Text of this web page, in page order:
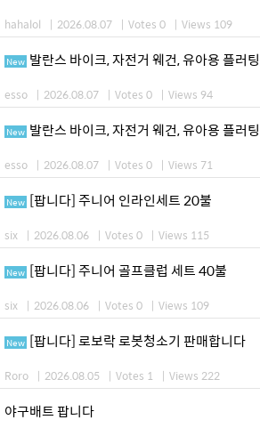
hahalol | 2026.08.07 | Votes 0 | Views 109
New 발란스 바이크, 자전거 웨건, 유아용 플러
esso | 2026.08.07 | Votes 0 | Views 94
New 발란스 바이크, 자전거 웨건, 유아용 플러
esso | 2026.08.07 | Votes 0 | Views 71
New [팝니다] 주니어 인라인세트 20불
six | 2026.08.06 | Votes 0 | Views 115
New [팝니다] 주니어 골프클럽 세트 40불
six | 2026.08.06 | Votes 0 | Views 109
New [팝니다] 로보락 로봇청소기 판매합니다
Roro | 2026.08.05 | Votes 1 | Views 222
야구배트 팝니다